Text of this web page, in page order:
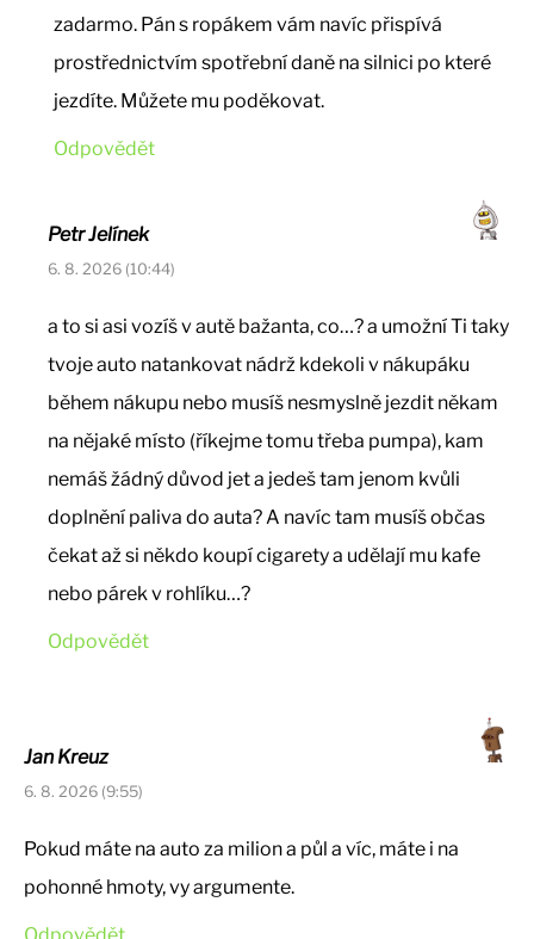
zadarmo. Pán s ropákem vám navíc přispívá
prostřednictvím spotřební daně na silnici po které
jezdíte. Můžete mu poděkovat.
Odpovědět
Petr Jelínek
6. 8. 2026 (10:44)
a to si asi vozíš v autě bažanta, co…? a umožní Ti taky
tvoje auto natankovat nádrž kdekoli v nákupáku
během nákupu nebo musíš nesmyslně jezdit někam
na nějaké místo (říkejme tomu třeba pumpa), kam
nemáš žádný důvod jet a jedeš tam jenom kvůli
doplnění paliva do auta? A navíc tam musíš občas
čekat až si někdo koupí cigarety a udělají mu kafe
nebo párek v rohlíku…?
Odpovědět
Jan Kreuz
6. 8. 2026 (9:55)
Pokud máte na auto za milion a půl a víc, máte i na
pohonné hmoty, vy argumente.